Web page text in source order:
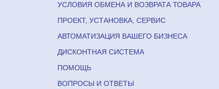
УСЛОВИЯ ОБМЕНА И ВОЗВРАТА ТОВАРА
ПРОЕКТ, УСТАНОВКА, СЕРВИС
АВТОМАТИЗАЦИЯ ВАШЕГО БИЗНЕСА
ДИСКОНТНАЯ СИСТЕМА
ПОМОЩЬ
ВОПРОСЫ И ОТВЕТЫ